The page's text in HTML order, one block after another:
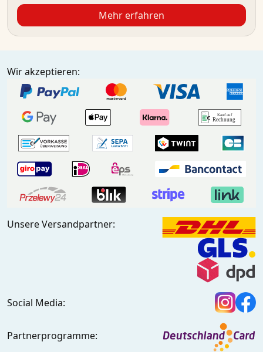
Mehr erfahren
Wir akzeptieren:
Unsere Versandpartner:
Social Media:
Partnerprogramme: